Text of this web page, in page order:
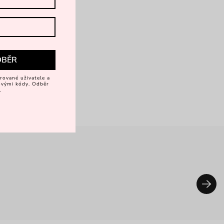
uživatele a
kódy. Odběr